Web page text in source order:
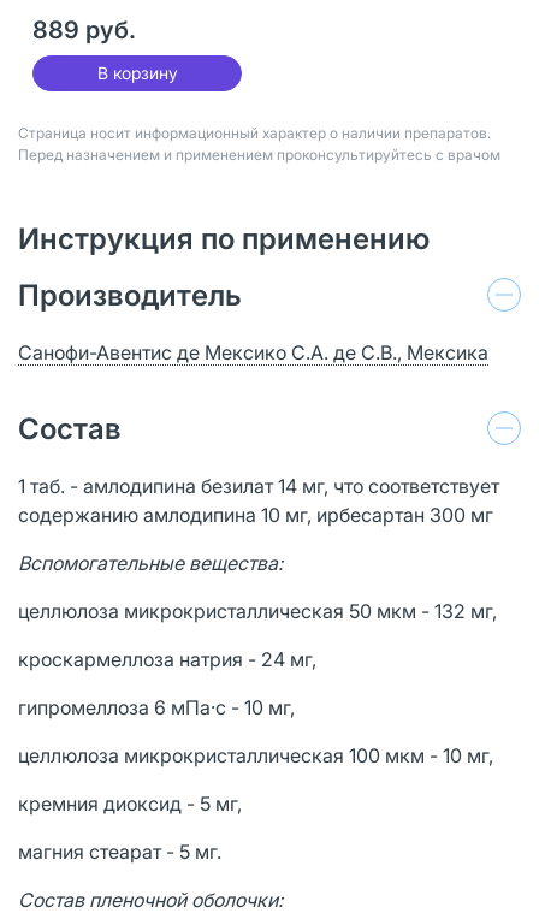
889 руб.
В корзину
Страница носит информационный характер о наличии препаратов.
Перед назначением и применением проконсультируйтесь с врачом
Инструкция по применению
Производитель
Санофи-Авентис де Мексико С.А. де С.В., Мексика
Состав
1 таб. - амлодипина безилат 14 мг, что соответствует
содержанию амлодипина 10 мг, ирбесартан 300 мг
Вспомогательные вещества:
целлюлоза микрокристаллическая 50 мкм - 132 мг,
кроскармеллоза натрия - 24 мг,
гипромеллоза 6 мПа·с - 10 мг,
целлюлоза микрокристаллическая 100 мкм - 10 мг,
кремния диоксид - 5 мг,
магния стеарат - 5 мг.
Состав пленочной оболочки: